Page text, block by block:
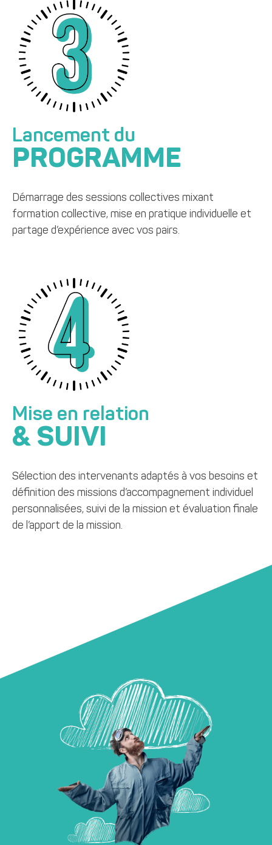
Lancement du
PROGRAMME
Démarrage des sessions collectives mixant
formation collective, mise en pratique individuelle et
partage d’expérience avec vos pairs.
Mise en relation
& SUIVI
Sélection des intervenants adaptés à vos besoins et
définition des missions d’accompagnement individuel
personnalisées, suivi de la mission et évaluation finale
de l’apport de la mission.